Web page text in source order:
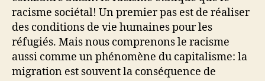
racisme sociétal! Un premier pas est de réaliser
des conditions de vie humaines pour les
réfugiés. Mais nous comprenons le racisme
aussi comme un phénomène du capitalisme: la
migration est souvent la conséquence de